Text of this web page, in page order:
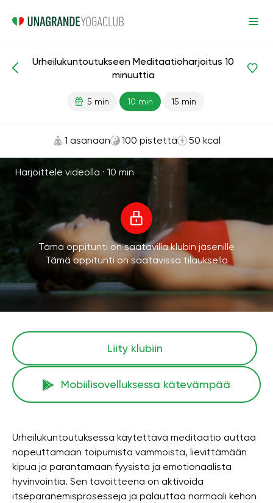
Meditaatiot ja hengitys Urheilu
Urheilukuntoutukseen Meditaatioharjoitus 10
minuuttia
5 min 10 min 15 min
1 asanaan 100 pistettä 50 kcal
Harjoittele videolla · 10 min
Tämä oppitunti on saatavilla klubin jäsenille
Tämä oppitunti on saatavissa tilauksella
Liity klubiin
Mobiilisovelluksessa kätevämpää
Urheilukuntoutuksessa käytettävä meditaatio auttaa
nopeuttamaan toipumista vammoista, lievittämään
kipua ja parantamaan fyysistä ja emotionaalista
hyvinvointia. Sen tavoitteena on aktivoida
itseparanemisprosesseja ja palauttaa normaali kehon